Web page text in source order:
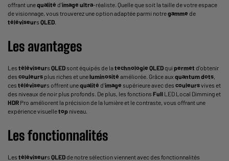
offrant unequalité d'image ultra-réaliste. Quelle que soit la taille de votre espace
de visionnage, vous trouverez une option adaptée parmi notregamme de
téléviseurs QLED.
Les avantages
Les téléviseurs QLEDsont équipés de latechnologie QLED qui permet d'obtenir
des couleurs plus riches et uneluminosité améliorée. Grâce aux quantum dots,
ces téléviseurs offrent unequalité d'image supérieure avec des couleursvives et
des niveaux de noir plus profonds. De plus, les fonctions Full LED Local Dimming et
HDR Pro améliorent la précision de la lumière et le contraste, vous offrant une
expérience visuelletop niveau.
Les fonctionnalités
Les téléviseurs QLEDde notre sélection viennent avec des fonctionnalités